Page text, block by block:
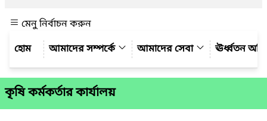
মেনু নির্বাচন করুন
আমাদের সম্পর্কে
আমাদের সেবা ঊর্ধ্বতন
কৃষি কর্মকর্তার কার্যালয়